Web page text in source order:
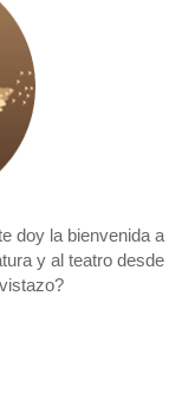
doy la bienvenida a
y al teatro desde